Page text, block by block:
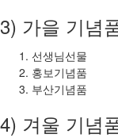
3) 가을 기념
선생님선물
홍보기념품
부산기념품
4) 겨울 기념